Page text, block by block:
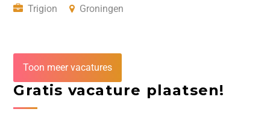
Trigion
Groningen
Toon meer vacatures
Gratis vacature plaatsen!